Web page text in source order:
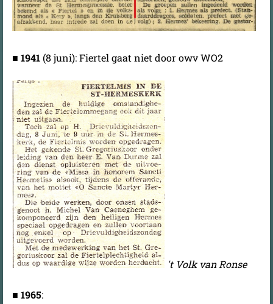
■ 1941(8 juni): Fiertel gaat niet door owv WO2
't Volk van Ronse
■ 1965: